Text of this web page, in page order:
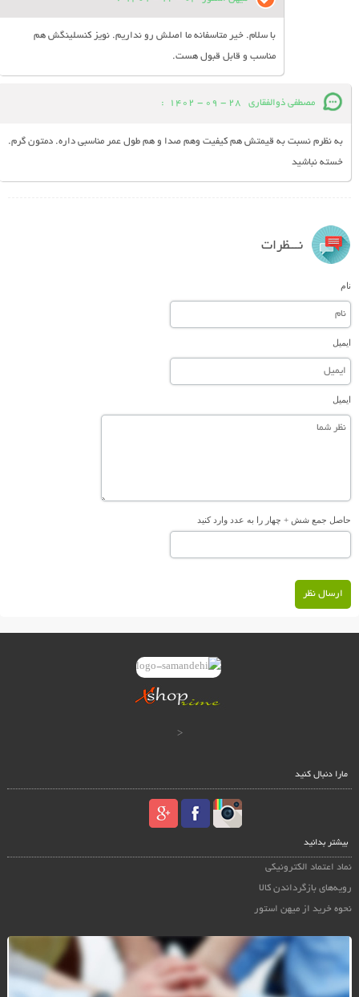
با سلام. خیر متاسفانه ما اصلش رو نداریم. نویز کنسلینگش هم
مناسب و قابل قبول هست.
مصطفی ذوالفقاری 28 - 09 - 1402
:
به نظرم نسبت به قیمتش هم کیفیت وهم صدا و هم طول عمر مناسبی داره. دمتون گرم.
خسته نباشید
نـــظرات
نام
ایمیل
ایمیل
حاصل جمع شش + چهار را به عدد وارد کنید
ارسال نظر
<
مارا دنبال کنید
بیشتر بدانید
نماد اعتماد الکترونیکی
رویه‌های بازگرداندن کالا
نحوه خرید از میهن استور